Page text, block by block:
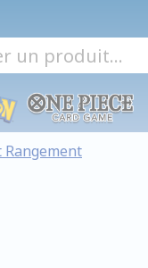
Rangement